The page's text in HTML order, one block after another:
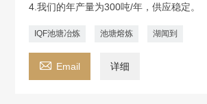
4.我们的年产量为300吨/年，供应稳定。
IQF池塘冶炼 池塘熔炼 湖闻到
 Email 详细